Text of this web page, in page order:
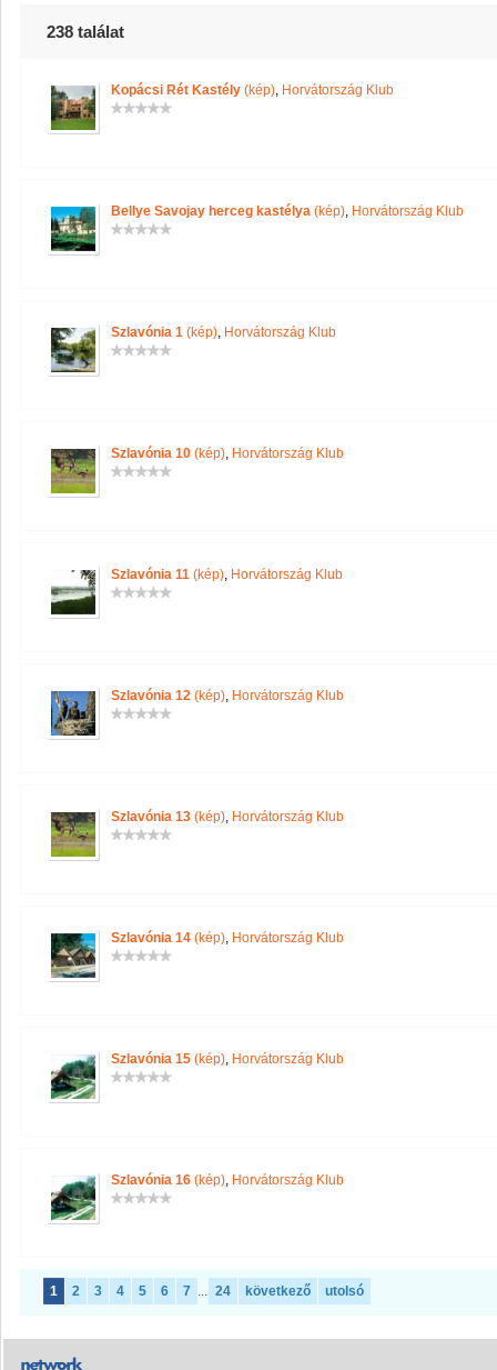
238 találat
Kopácsi Rét Kastély (kép), Horvátország Klub
Bellye Savojay herceg kastélya (kép), Horvátország Klub
Szlavónia 1 (kép), Horvátország Klub
Szlavónia 10 (kép), Horvátország Klub
Szlavónia 11 (kép), Horvátország Klub
Szlavónia 12 (kép), Horvátország Klub
Szlavónia 13 (kép), Horvátország Klub
Szlavónia 14 (kép), Horvátország Klub
Szlavónia 15 (kép), Horvátország Klub
Szlavónia 16 (kép), Horvátország Klub
1 2 3 4 5 6 7 ... 24 következő utolsó